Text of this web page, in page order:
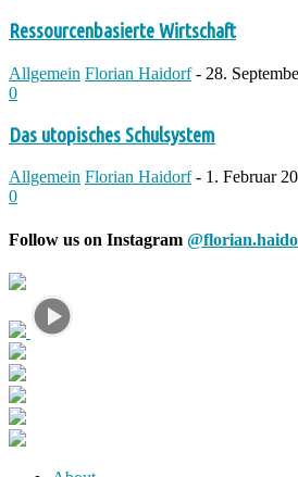
Ressourcenbasierte Wirtschaft
Allgemein Florian Haidorf - 28.
0
Das utopisches Schulsystem
Allgemein Florian Haidorf - 1. Februar
0
Follow us on Instagram